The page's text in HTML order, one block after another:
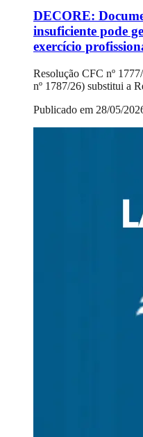
DECORE:
insuficiente pode
exercício
Resolução CFC nº
nº 1787/26) substitui a
Publicado em 28/05/